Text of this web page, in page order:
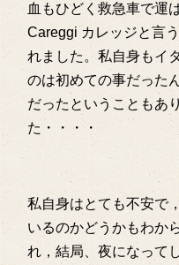
血もひどく救急車で運
Careggi カレッジと言
れました。私自身もイ
のは初めての事だった
だったということもあ
た・・・・
私自身はとても不安で
いるのかどうかもわか
れ，結局、夜になって